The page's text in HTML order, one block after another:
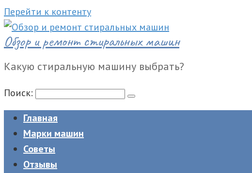
Перейти к контенту
Обзор и ремонт стиральных машин
Какую стиральную машину выбрать?
Поиск:
Главная
Марки машин
Советы
Отзывы